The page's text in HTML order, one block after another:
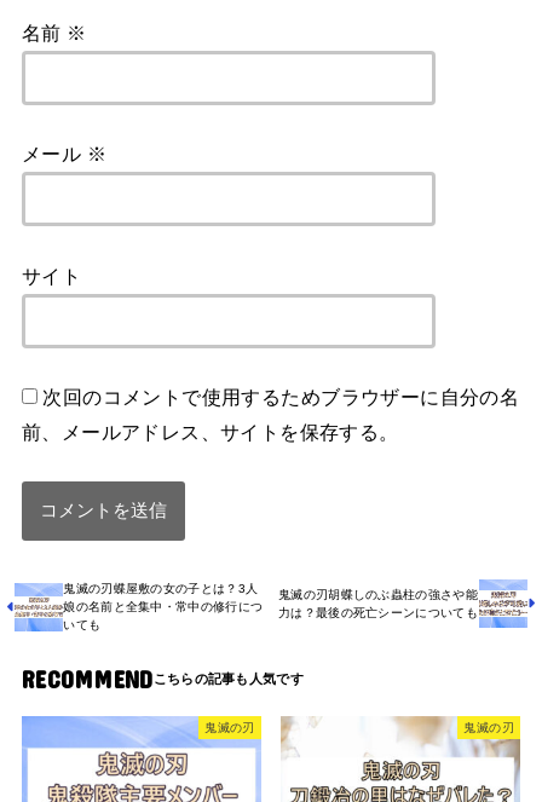
名前 ※
メール ※
サイト
次回のコメントで使用するためブラウザーに自分の名
前、メールアドレス、サイトを保存する。
鬼滅の刃蝶屋敷の女の子とは？3人
娘の名前と全集中・常中の修行につ
いても
鬼滅の刃胡蝶しのぶ蟲柱の強さや能
力は？最後の死亡シーンについても
RECOMMEND
鬼滅の刃 鬼滅の刃